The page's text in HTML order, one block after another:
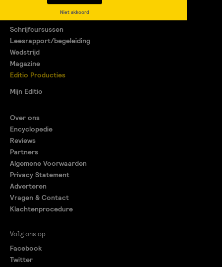
Niet akkoord
Schrijfcursussen
Leesrapport/begeleiding
Wedstrijd
Magazine
Editio Producties
Mijn Editio
Over ons
Encyclopedie
Reviews
Partners
Algemene Voorwaarden
Privacy Statement
Adverteren
Vragen & Contact
Klachtenprocedure
Volg ons op
Facebook
Twitter